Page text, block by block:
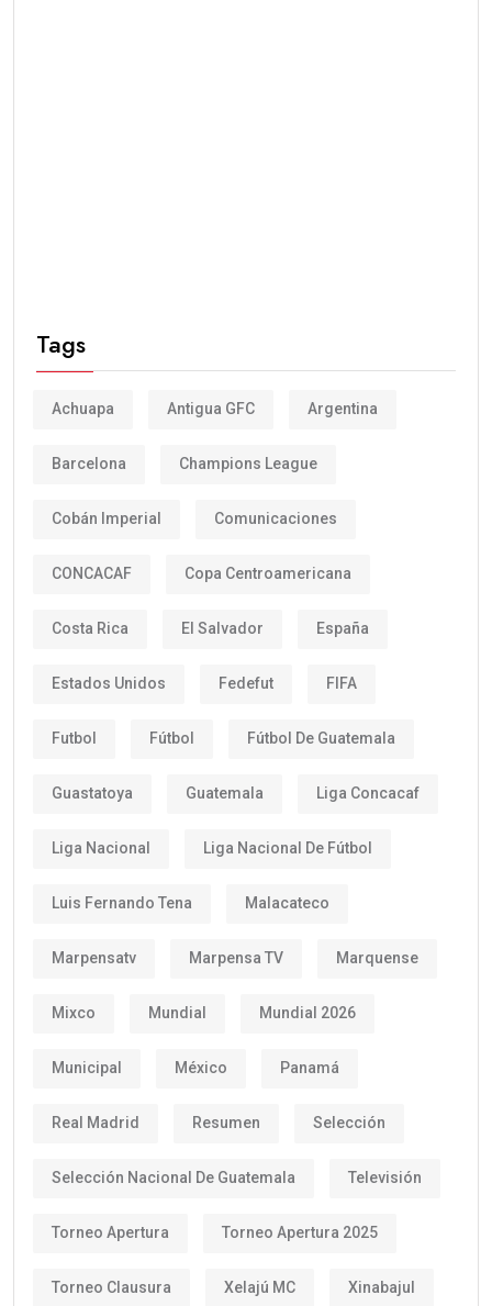
Tags
Achuapa Antigua GFC Argentina
Barcelona Champions League
Cobán Imperial Comunicaciones
CONCACAF Copa Centroamericana
Costa Rica El Salvador España
Estados Unidos Fedefut FIFA
Futbol Fútbol Fútbol De Guatemala
Guastatoya Guatemala Liga Concacaf
Liga Nacional Liga Nacional De Fútbol
Luis Fernando Tena Malacateco
Marpensatv Marpensa TV Marquense
Mixco Mundial Mundial 2026
Municipal México Panamá
Real Madrid Resumen Selección
Selección Nacional De Guatemala Televisión
Torneo Apertura Torneo Apertura 2025
Torneo Clausura Xelajú MC Xinabajul